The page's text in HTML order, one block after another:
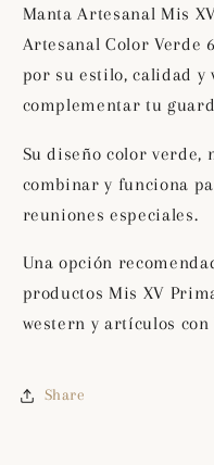
pln
Color
Verde
601454
pln
Color
Verde
Manta Artesanal Mis
Artesanal Color Verde
por su estilo, calidad
complementar tu
Su diseño color verde,
combinar y funciona
reuniones especiales.
Una opción
productos Mis XV
western y artículos
Share